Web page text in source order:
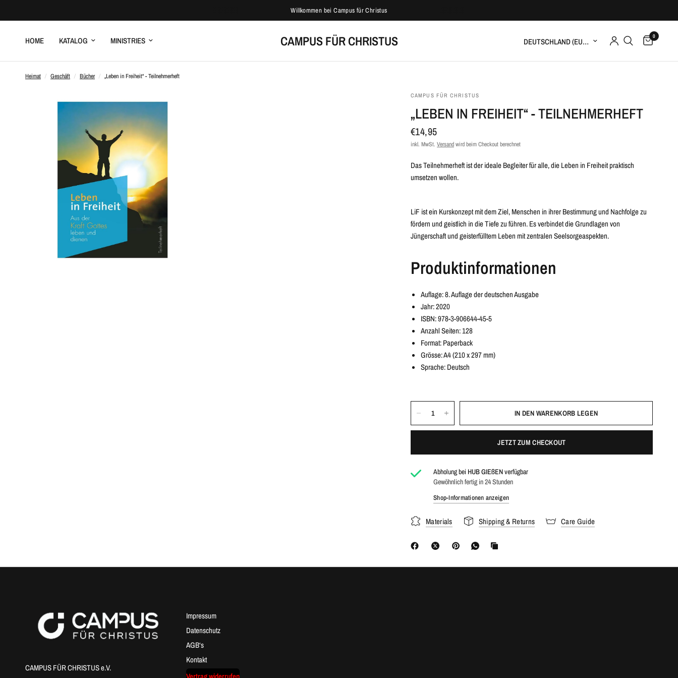
Willkommen bei Campus für Christus
HOME KATALOG MINISTRIES CAMPUS FÜR CHRISTUS 0
Heimat / Geschäft / Bücher / „Leben in Freiheit“ - Teilnehmerheft
CAMPUS FÜR CHRISTUS
„LEBEN IN FREIHEIT“ - TEILNEHMERHEFT
€14,95
inkl. MwSt. Versandwird beim Checkout berechnet
Das Teilnehmerheft ist der ideale Begleiter für alle, die Leben in Freiheit praktisch
umsetzen wollen.
LiF ist ein Kurskonzept mit dem Ziel, Menschen in ihrer Bestimmung und Nachfolge zu
fördern und geistlich in die Tiefe zu führen. Es verbindet die Grundlagen von
Jüngerschaft und geisterfülltem Leben mit zentralen Seelsorgeaspekten.
Produktinformationen
Auflage: 8. Auflage der deutschen Ausgabe
Jahr: 2020
ISBN: 978-3-906644-45-5
Anzahl Seiten: 128
Format: Paperback
Grösse: A4 (210 x 297 mm)
Sprache: Deutsch
IN DEN WARENKORB LEGEN
JETZT ZUM CHECKOUT
Abholung bei HUB GIEßENverfügbar
Gewöhnlich fertig in 24 Stunden
Shop-Informationen anzeigen
Materials Shipping & Returns Care Guide
CAMPUS FÜR CHRISTUS e.V.
Impressum
Datenschutz
AGB‘s
Kontakt